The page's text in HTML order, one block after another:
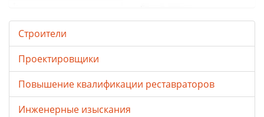
Строители
Проектировщики
Повышение квалификации реставраторов
Инженерные изыскания